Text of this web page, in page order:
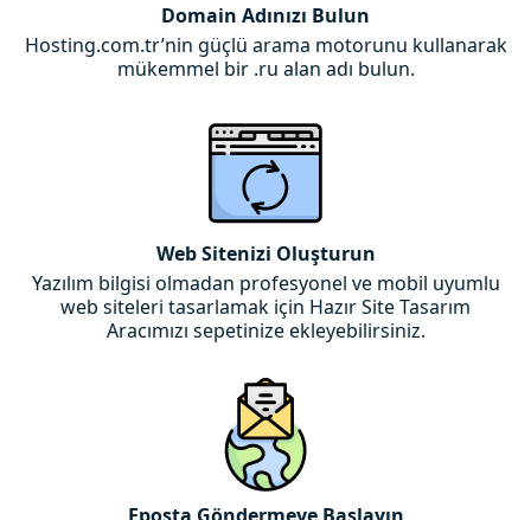
Domain Adınızı Bulun
Hosting.com.tr’nin güçlü arama motorunu kullanarak
mükemmel bir .ru alan adı bulun.
Web Sitenizi Oluşturun
Yazılım bilgisi olmadan profesyonel ve mobil uyumlu
web siteleri tasarlamak için Hazır Site Tasarım
Aracımızı sepetinize ekleyebilirsiniz.